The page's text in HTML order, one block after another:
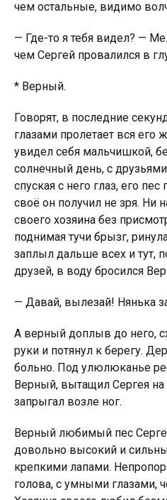
чем остальные, видимо
— Где-то я тебя видел? —
чем Сергей провалился в
* Верный.
Говорят, в последние
глазами пролетает вся его
увидел себя мальчишкой,
солнечный день, с
спуская с него глаз, его
своё он получил не зря. Ни
своего хозяина без
поднимая тучи брызг,
заплыл дальше всех и тут,
друзей, в воду бросился
— Давай, вылезай! Нянька
А верный доплыв до него,
руки и потянул к берегу.
бoльно. Под улюлюканье
Верный, вытащил Сергея на
запрыгал возле ног.
Верный любимый пес
довольно высокий и
крепкими лапами.
голова, с умными глазами,